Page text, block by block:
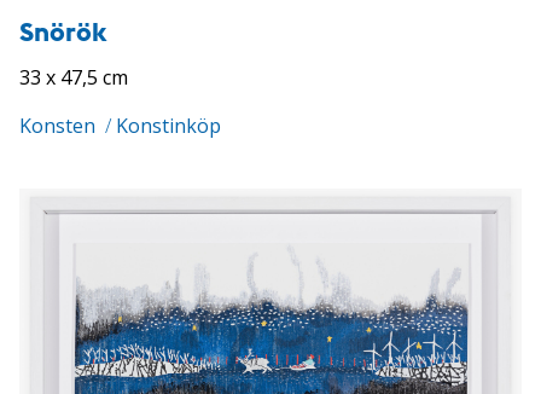
Snörök
33 x 47,5 cm
Konsten / Konstinköp